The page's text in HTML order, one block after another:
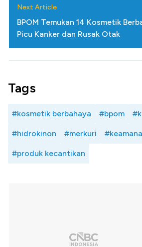
Next Article
BPOM Temukan 14 Kosmetik
Picu Kanker dan Rusak Otak
Tags
#kosmetik berbahaya #bpom
#hidrokinon #merkuri
#produk kecantikan